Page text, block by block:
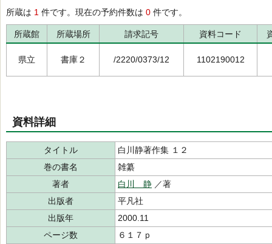
所蔵は 1 件です。現在の予約件数は 0 件です。
所蔵館 所蔵場所 請求記号 資料コード
県立 書庫２ /2220/0373/12 1102190012
資料詳細
タイトル
白川静著作集 １２
巻の書名
雑纂
著者
白川 静 ／著
出版者
平凡社
出版年
2000.11
ページ数
６１７ｐ